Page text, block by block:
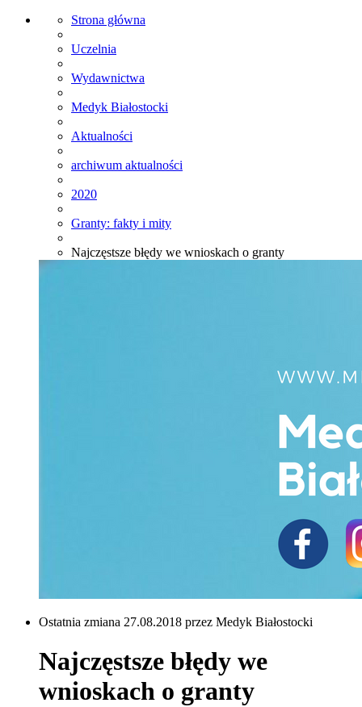
Strona główna
Uczelnia
Wydawnictwa
Medyk Białostocki
Aktualności
archiwum aktualności
2020
Granty: fakty i mity
Najczęstsze błędy we wnioskach o granty
Ostatnia zmiana 27.08.2018 przez Medyk Białostocki
Najczęstsze błędy we
wnioskach o granty